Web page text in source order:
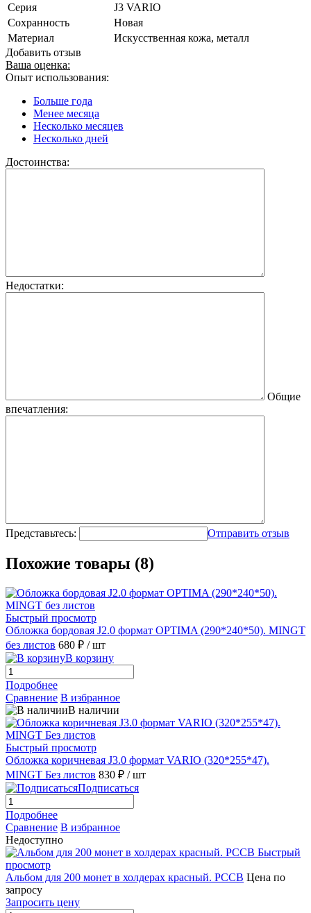
Серия
J3 VARIO
Сохранность
Новая
Материал
Искусственная кожа, металл
Добавить отзыв
Ваша оценка:
Опыт использования:
Больше года
Менее месяца
Несколько месяцев
Несколько дней
Достоинства:
Недостатки:
Общие
впечатления:
Представьтесь: Отправить отзыв
Похожие товары (8)
Быстрый просмотр
Обложка бордовая J2.0 формат OPTIMA (290*240*50). MINGT
без листов 680 ₽ / шт
В корзину
Подробнее
Сравнение В избранное
В наличии
Быстрый просмотр
Обложка коричневая J3.0 формат VARIO (320*255*47).
MINGT Без листов 830 ₽ / шт
Подписаться
Подробнее
Сравнение В избранное
Недоступно
Быстрый
просмотр
Альбом для 200 монет в холдерах красный. РССВ Цена по
запросу
Запросить цену